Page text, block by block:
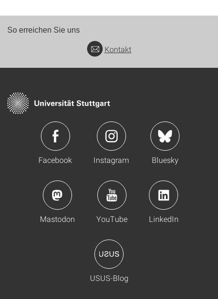
So erreichen Sie uns
Kontakt
Facebook Instagram Bluesky
Mastodon YouTube LinkedIn
USUS-Blog